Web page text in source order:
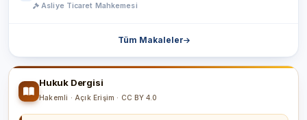
Asliye Ticaret Mahkemesi
Tüm Makaleler
Hukuk Dergisi
Hakemli · Açık Erişim · CC BY 4.0